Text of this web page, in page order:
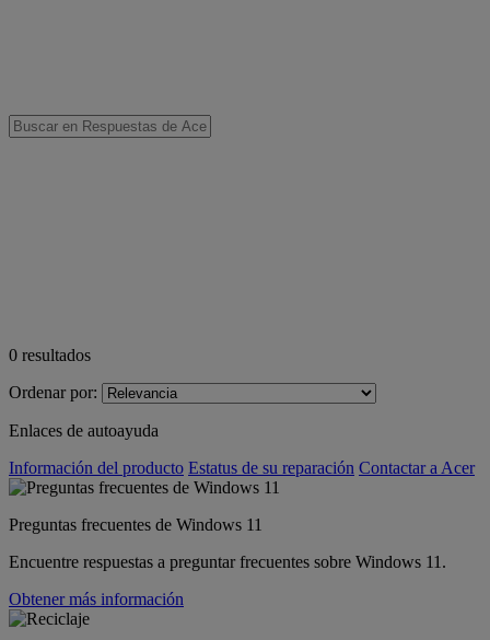
0 resultados
Ordenar por:
Enlaces de autoayuda
Información del producto Estatus de su reparación Contactar a Acer
Preguntas frecuentes de Windows 11
Encuentre respuestas a preguntar frecuentes sobre Windows 11.
Obtener más información